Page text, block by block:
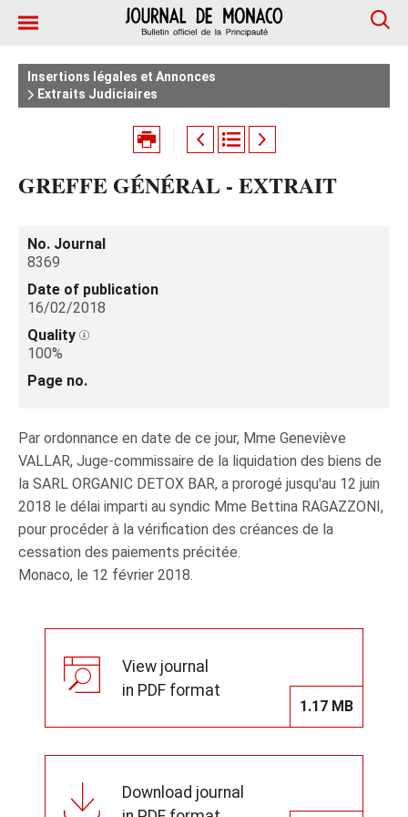
Insertions légales et Annonces
Extraits Judiciaires
GREFFE GÉNÉRAL - EXTRAIT
No. Journal
8369
Date of publication
16/02/2018
Quality
100%
Page no.
Par ordonnance en date de ce jour, Mme Geneviève
VALLAR, Juge-commissaire de la liquidation des biens de
la SARL ORGANIC DETOX BAR, a prorogé jusqu'au 12 juin
2018 le délai imparti au syndic Mme Bettina RAGAZZONI,
pour procéder à la vérification des créances de la
cessation des paiements précitée.
Monaco, le 12 février 2018.
View journal
in PDF format
1.17 MB
Download journal